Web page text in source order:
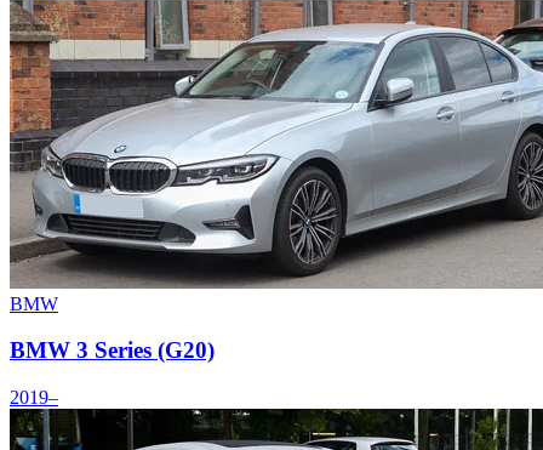
BMW
BMW 3 Series (G20)
2019–